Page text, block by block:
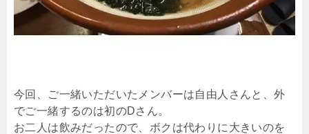
今回、ご一緒いただいたメンバーは自由人さんと、外
でご一緒するのは初のDさん。
お二人は飲みだったので、ボクは代わりに大きいのを